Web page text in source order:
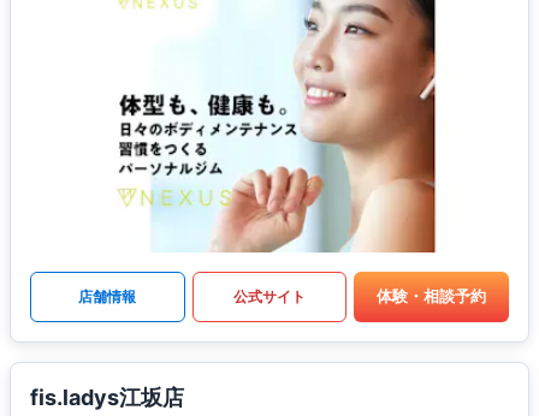
店舗情報 公式サイト 体験・相談予約
fis.ladys江坂店